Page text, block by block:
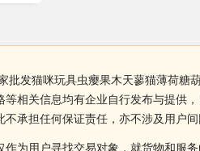
批发猫咪玩具虫瘿果木天蓼猫薄荷糖
等相关信息均有企业自行发布与提供
承担任何保证责任，亦不涉及用户
作为用户寻找交易对象，就货物和服